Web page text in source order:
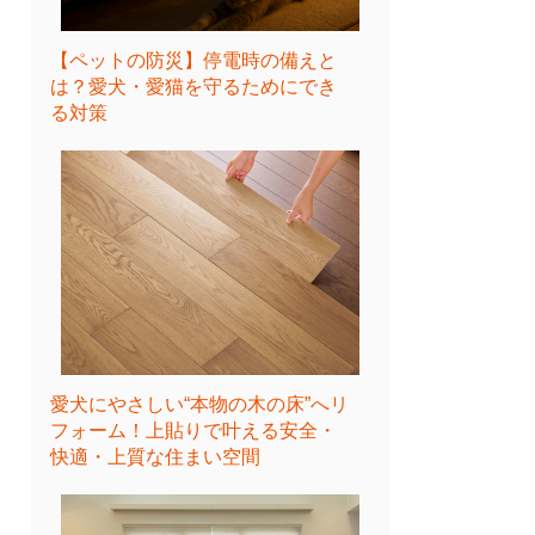
【ペットの防災】停電時の備えと
は？愛犬・愛猫を守るためにでき
る対策
愛犬にやさしい“本物の木の床”へリ
フォーム！上貼りで叶える安全・
快適・上質な住まい空間